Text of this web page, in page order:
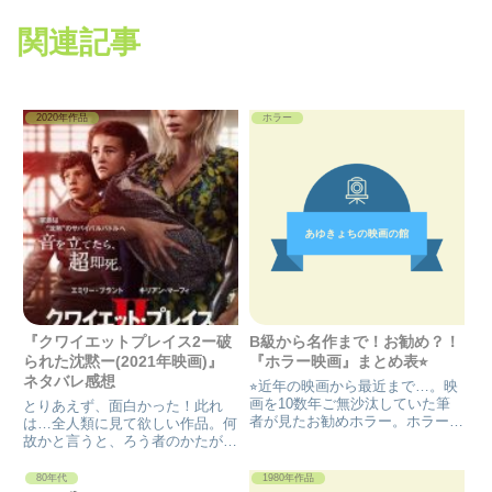
関連記事
2020年作品
『クワイエットプレイス2ー破
られた沈黙ー(2021年映画)』
ネタバレ感想
とりあえず、面白かった！此れ
は…全人類に見て欲しい作品。何
故かと言うと、ろう者のかたが、
ら“口が読めない”事への苦労があ
ホラー
B級から名作まで！お勧め？！
『ホラー映画』まとめ表⭐︎
⭐︎近年の映画から最近まで…。映
画を10数年ご無沙汰していた筆
者が見たお勧めホラー。ホラーで
り怖くない一面も？普段、怖くて
80年代 1980年作品